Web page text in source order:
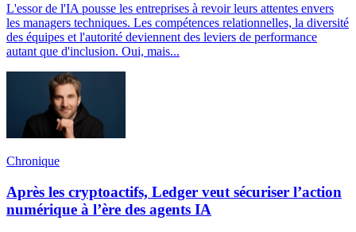
L'essor de l'IA pousse les entreprises à revoir leurs attentes envers
les managers techniques. Les compétences relationnelles, la diversité
des équipes et l'autorité deviennent des leviers de performance
autant que d'inclusion. Oui, mais...
Chronique
Après les cryptoactifs, Ledger veut sécuriser l’action
numérique à l’ère des agents IA